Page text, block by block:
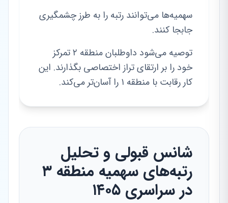
سهمیه‌ها می‌توانند رتبه را به طرز چشمگیری
جابجا کنند.
توصیه می‌شود داوطلبان منطقه ۲ تمرکز
خود را بر ارتقای تراز اختصاصی بگذارند. این
کار رقابت با منطقه ۱ را آسان‌تر می‌کند.
شانس قبولی و تحلیل
رتبه‌های سهمیه منطقه ۳
در سراسری ۱۴۰۵